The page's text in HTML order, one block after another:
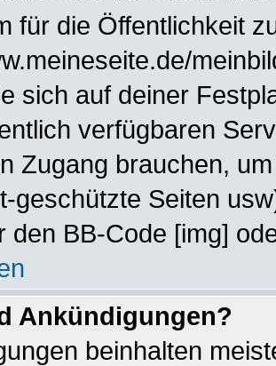
für die Öffentlichkeit
sich auf deiner
verfügbaren
Zugang brauchen,
geschützte Seiten
den BB-Code [img]
Ankündigungen?
beinhalten